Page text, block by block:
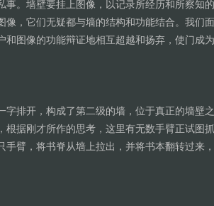
。墙壁要挂上图像，以记录所经历和所察知的
，它们无疑都与墙的结构和功能结合。我们面
图像的功能辩证地相互超越和扬弃，使门成为
排开，构成了第二级的墙，位于真正的墙壁之
据刚才所作的思考，这里有无数手臂正试图抓
臂，将书脊从墙上拉出，并将书本翻转过来，